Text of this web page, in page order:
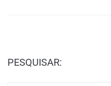
PESQUISAR: